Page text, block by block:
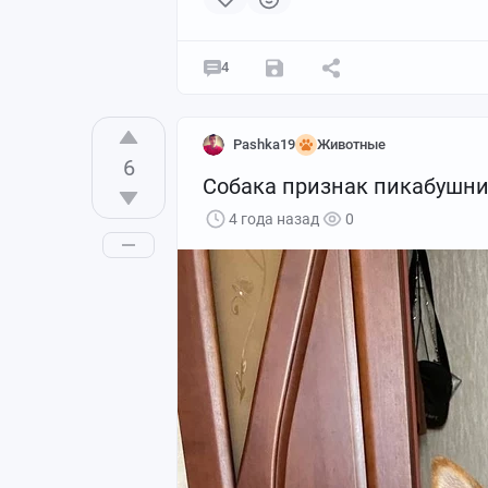
4
6
Pashka19 Животные
Собака признак
4 года назад 0